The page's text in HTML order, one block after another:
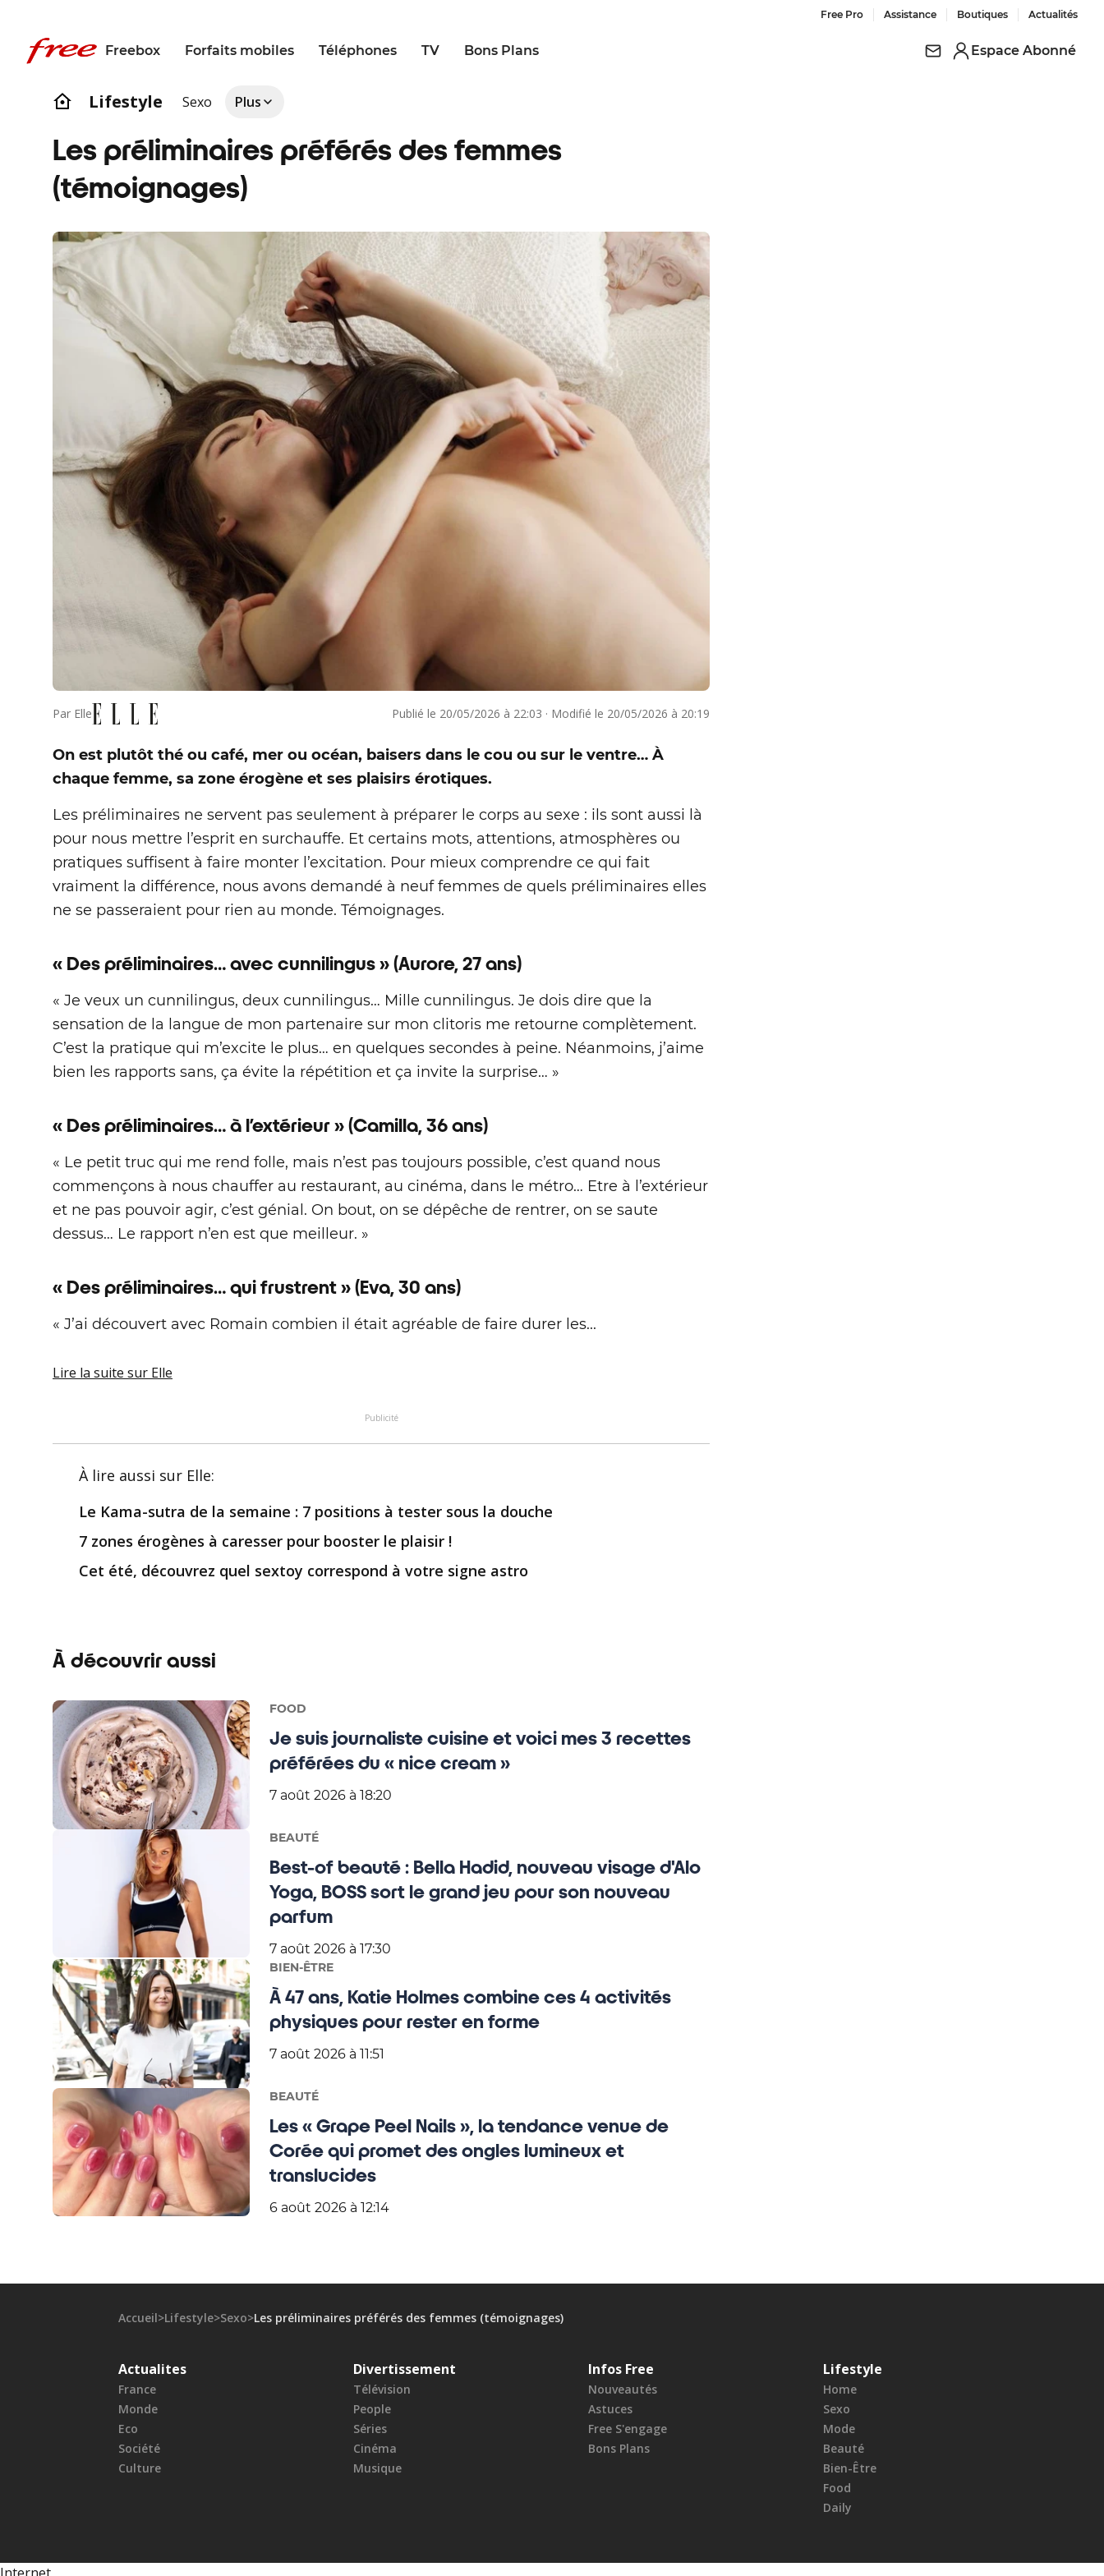
Free Pro Assistance Boutiques Actualités
Freebox Forfaits mobiles Téléphones TV Bons Plans Espace Abonné
Lifestyle Sexo Plus
Les préliminaires préférés des femmes
(témoignages)
Par Elle Publié le 20/05/2026 à 22:03 · Modifié le 20/05/2026 à 20:19
On est plutôt thé ou café, mer ou océan, baisers dans le cou ou sur le ventre… À
chaque femme, sa zone érogène et ses plaisirs érotiques.
Les préliminaires ne servent pas seulement à préparer le corps au sexe : ils sont aussi là
pour nous mettre l’esprit en surchauffe. Et certains mots, attentions, atmosphères ou
pratiques suffisent à faire monter l’excitation. Pour mieux comprendre ce qui fait
vraiment la différence, nous avons demandé à neuf femmes de quels préliminaires elles
ne se passeraient pour rien au monde. Témoignages.
« Des préliminaires… avec cunnilingus » (Aurore, 27 ans)
« Je veux un cunnilingus, deux cunnilingus… Mille cunnilingus. Je dois dire que la
sensation de la langue de mon partenaire sur mon clitoris me retourne complètement.
C’est la pratique qui m’excite le plus… en quelques secondes à peine. Néanmoins, j’aime
bien les rapports sans, ça évite la répétition et ça invite la surprise… »
« Des préliminaires… à l’extérieur » (Camilla, 36 ans)
« Le petit truc qui me rend folle, mais n’est pas toujours possible, c’est quand nous
commençons à nous chauffer au restaurant, au cinéma, dans le métro… Etre à l’extérieur
et ne pas pouvoir agir, c’est génial. On bout, on se dépêche de rentrer, on se saute
dessus… Le rapport n’en est que meilleur. »
« Des préliminaires… qui frustrent » (Eva, 30 ans)
« J’ai découvert avec Romain combien il était agréable de faire durer les...
Lire la suite sur Elle
Publicité
À lire aussi sur Elle:
Le Kama-sutra de la semaine : 7 positions à tester sous la douche
7 zones érogènes à caresser pour booster le plaisir !
Cet été, découvrez quel sextoy correspond à votre signe astro
À découvrir aussi
FOOD
Je suis journaliste cuisine et voici mes 3 recettes
préférées du « nice cream »
7 août 2026 à 18:20
BEAUTÉ
Best-of beauté : Bella Hadid, nouveau visage d'Alo
Yoga, BOSS sort le grand jeu pour son nouveau
parfum
7 août 2026 à 17:30
BIEN-ÊTRE
À 47 ans, Katie Holmes combine ces 4 activités
physiques pour rester en forme
7 août 2026 à 11:51
BEAUTÉ
Les « Grape Peel Nails », la tendance venue de
Corée qui promet des ongles lumineux et
translucides
6 août 2026 à 12:14
Accueil>Lifestyle>Sexo>Les préliminaires préférés des femmes (témoignages)
Actualites
France
Monde
Eco
Société
Culture
Divertissement
Télévision
People
Séries
Cinéma
Musique
Infos Free
Nouveautés
Astuces
Free S'engage
Bons Plans
Lifestyle
Home
Sexo
Mode
Beauté
Bien-Être
Food
Daily
Internet